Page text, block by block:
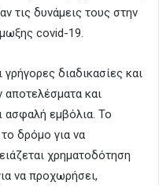
τις δυνάμεις τους στην
covid-19.
διαδικασίες και
και
ασφαλή εμβόλια. Το
δρόμο για να
χρηματοδότηση
να προχωρήσει,